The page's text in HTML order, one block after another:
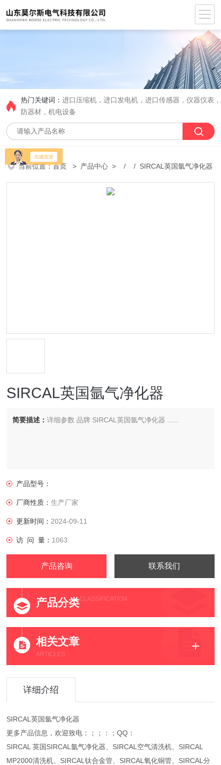
热门关键词：进口压缩机，进口发电机，进口传感器，仪器仪表
防器材，机电设备
当前位置：首页 > 产品中心 > / / SIRCAL英国氩气净化器
SIRCAL英国氩气净化器
简要描述：详细参数 品牌 SIRCAL英国氩气净化器 ......
产品型号：
厂商性质：生产厂家
更新时间： 2024-09-11
访 问 量： 1063
产品咨询 联系我们
产品分类CLASSIFICATION
相关文章
ARTICLES
详细介绍
SIRCAL英国氩气净化器
更多产品信息，欢迎致电：；；：；QQ：
SIRCAL 英国SIRCAL氩气净化器、SIRCAL空气清洗机、SIRCAL
MP2000清洗机、SIRCAL钛合金管、SIRCAL氧化铜管、SIRCAL分